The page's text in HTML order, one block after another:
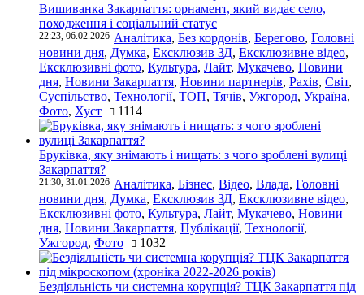
Вишиванка Закарпаття: орнамент, який видає село,
походження і соціальний статус
22:23, 06.02.2026 Аналітика, Без кордонів, Берегово, Головні
новини дня, Думка, Ексклюзив ЗД, Ексклюзивне відео,
Ексклюзивні фото, Культура, Лайт, Мукачево, Новини
дня, Новини Закарпаття, Новини партнерів, Рахів, Світ,
Суспільство, Технології, ТОП, Тячів, Ужгород, Україна,
Фото, Хуст 1114
Бруківка, яку знімають і нищать: з чого зроблені вулиці
Закарпаття?
21:30, 31.01.2026 Аналітика, Бізнес, Відео, Влада, Головні
новини дня, Думка, Ексклюзив ЗД, Ексклюзивне відео,
Ексклюзивні фото, Культура, Лайт, Мукачево, Новини
дня, Новини Закарпаття, Публікації, Технології,
Ужгород, Фото 1032
Бездіяльність чи системна корупція? ТЦК Закарпаття під